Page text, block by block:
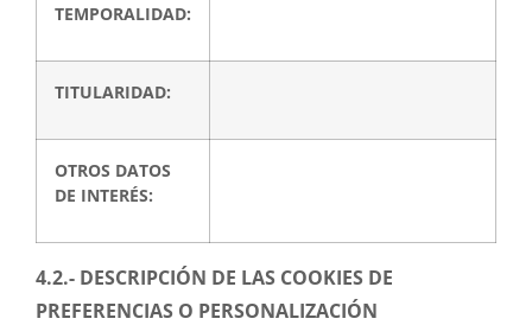
TEMPORALIDAD:
TITULARIDAD:
OTROS DATOS
DE INTERÉS:
4.2.- DESCRIPCIÓN DE LAS COOKIES DE
PREFERENCIAS O PERSONALIZACIÓN